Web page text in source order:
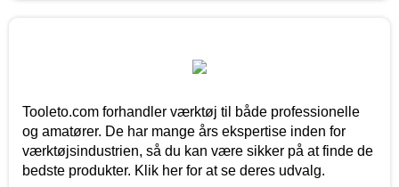
Tooleto.com forhandler værktøj til både professionelle
og amatører. De har mange års ekspertise inden for
værktøjsindustrien, så du kan være sikker på at finde de
bedste produkter. Klik her for at se deres udvalg.